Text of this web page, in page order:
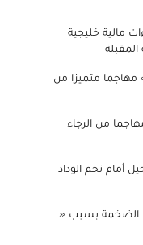
مالية خليجية
مهاجما متميزا من
من الرجاء
أمام نجم الوداد
الضخمة بسبب «